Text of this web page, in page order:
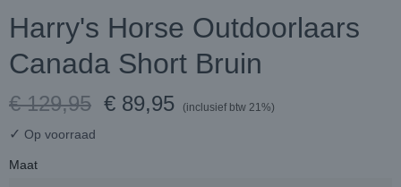
Harry's Horse Outdoorlaars
Canada Short Bruin
€ 129,95 € 89,95 (inclusief btw 21%)
✓ Op voorraad
Maat